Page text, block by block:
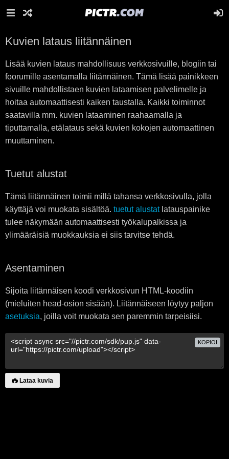
Kuvien lataus liitännäinen
Lisää kuvien lataus mahdollisuus verkkosivuille, blogiin tai
foorumille asentamalla liitännäinen. Tämä lisää painikkeen
sivuille mahdollistaen kuvien lataamisen palvelimelle ja
hoitaa automaattisesti kaiken taustalla. Kaikki toiminnot
saatavilla mm. kuvien lataaminen raahaamalla ja
tiputtamalla, etälataus sekä kuvien kokojen automaattinen
muuttaminen.
Tuetut alustat
Tämä liitännäinen toimii millä tahansa verkkosivulla, jolla
käyttäjä voi muokata sisältöä. tuetut alustatlatauspainike
tulee näkymään automaattisesti työkalupalkissa ja
ylimääräisiä muokkauksia ei siis tarvitse tehdä.
Asentaminen
Sijoita liitännäisen koodi verkkosivun HTML-koodiin
(mieluiten head-osion sisään). Liitännäiseen löytyy paljon
asetuksia, joilla voit muokata sen paremmin tarpeisiisi.
KOPIOI
Lataa kuvia